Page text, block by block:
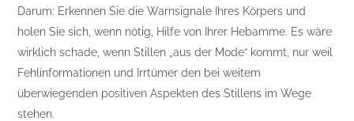
Darum: Erkennen Sie die Warnsignale Ihres Körpers und
holen Sie sich, wenn nötig, Hilfe von Ihrer Hebamme. Es wäre
wirklich schade, wenn Stillen „aus der Mode“ kommt, nur weil
Fehlinformationen und Irrtümer den bei weitem
überwiegenden positiven Aspekten des Stillens im Wege
stehen.